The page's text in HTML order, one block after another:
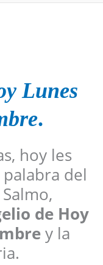
Lunes
.
hoy les
del
de Hoy
y la